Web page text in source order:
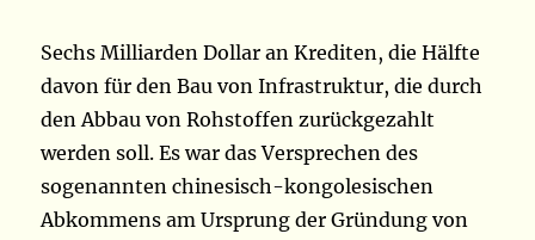
Sechs Milliarden Dollar an Krediten, die Hälfte
davon für den Bau von Infrastruktur, die durch
den Abbau von Rohstoffen zurückgezahlt
werden soll. Es war das Versprechen des
sogenannten chinesisch-kongolesischen
Abkommens am Ursprung der Gründung von